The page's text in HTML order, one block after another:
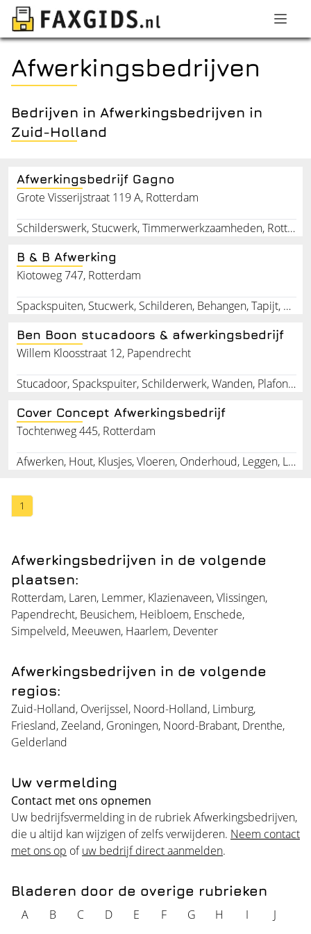
Afwerkingsbedrijven
Bedrijven in Afwerkingsbedrijven in
Zuid-Holland
Afwerkingsbedrijf Gagno
Grote Visserijstraat 119 A, Rotterdam
Schilderswerk, Stucwerk, Timmerwerkzaamheden, Rotterdam, Zuid-Holland
B & B Afwerking
Kiotoweg 747, Rotterdam
Spackspuiten, Stucwerk, Schilderen, Behangen, Tapijt, Vloerbedekking, Zonwering, Timmerwerken, Sierpleister, Sauzen
Ben Boon stucadoors & afwerkingsbedrijf
Willem Kloosstraat 12, Papendrecht
Stucadoor, Spackspuiter, Schilderwerk, Wanden, Plafonds, Afwerkingsbedrijf, Papendrecht, Zuid-Holland
Cover Concept Afwerkingsbedrijf
Tochtenweg 445, Rotterdam
Afwerken, Hout, Klusjes, Vloeren, Onderhoud, Leggen, Laminaat
1
Afwerkingsbedrijven in de volgende
plaatsen:
Rotterdam, Laren, Lemmer, Klazienaveen,Vlissingen,
Papendrecht, Beusichem, Heibloem, Enschede,
Simpelveld, Meeuwen, Haarlem, Deventer
Afwerkingsbedrijven in de volgende
regios:
Zuid-Holland, Overijssel, Noord-Holland, Limburg,
Friesland,Zeeland, Groningen, Noord-Brabant, Drenthe,
Gelderland
Uw vermelding
Contact met ons opnemen
Uw bedrijfsvermelding in de rubriek Afwerkingsbedrijven,
die u altijd kan wijzigen of zelfs verwijderen. Neem contact
met ons op ofuw bedrijf direct aanmelden.
Bladeren door de overige rubrieken
A B C D E F G H I J